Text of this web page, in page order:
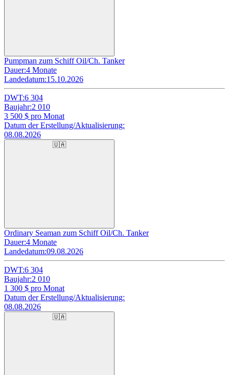
Pumpman zum Schiff Oil/Ch. Tanker
Dauer:4 Monate
Landedatum:15.10.2026
DWT:6 304
Baujahr:2 010
3 500 $ pro Monat
Datum der Erstellung/Aktualisierung:
08.08.2026
🇺🇦
Ordinary Seaman zum Schiff Oil/Ch. Tanker
Dauer:4 Monate
Landedatum:09.08.2026
DWT:6 304
Baujahr:2 010
1 300 $ pro Monat
Datum der Erstellung/Aktualisierung:
08.08.2026
🇺🇦